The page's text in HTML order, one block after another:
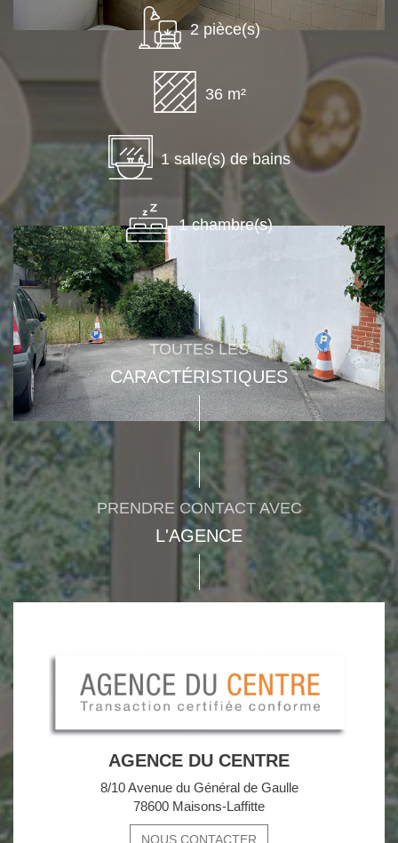
2 pièce(s)
36 m²
1 salle(s) de bains
1 chambre(s)
TOUTES LES
CARACTÉRISTIQUES
PRENDRE CONTACT AVEC
L'AGENCE
AGENCE DU CENTRE
8/10 Avenue du Général de Gaulle
78600 Maisons-Laffitte
NOUS CONTACTER